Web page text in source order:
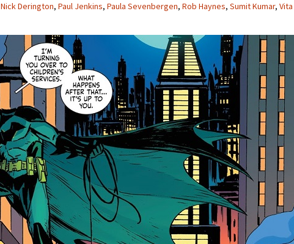
Nick Derington, Paul Jenkins, Paula Sevenbergen, Rob Haynes, Sumit Kumar, Vita